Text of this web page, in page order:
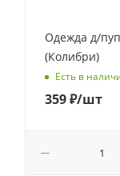
Одежда д/
(Колибри)
Есть в
359₽/шт